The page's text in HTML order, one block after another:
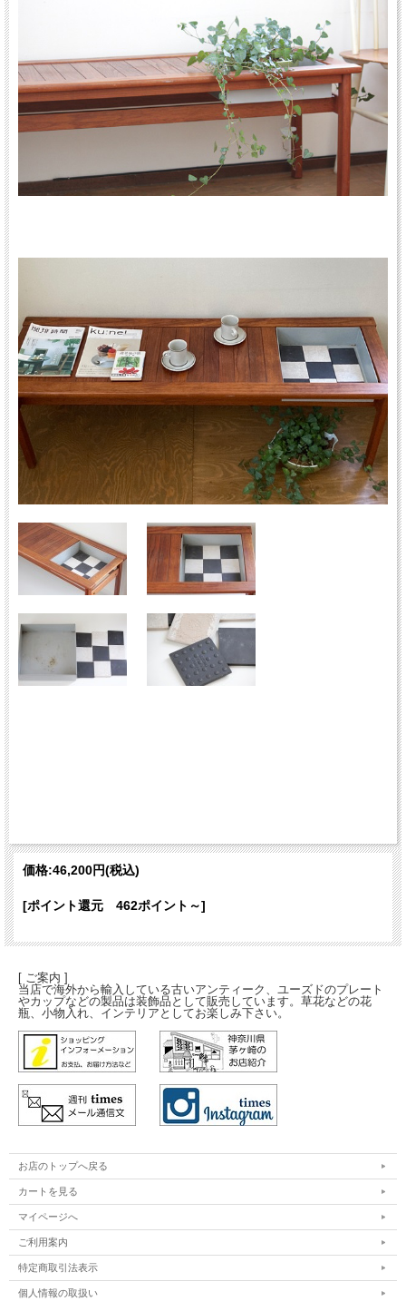
価格:46,200円(税込)
[ポイント還元 462ポイント～]
[ ご案内 ]
当店で海外から輸入している古いアンティーク、ユーズドのプレート
やカップなどの製品は装飾品として販売しています。草花などの花
瓶、小物入れ、インテリアとしてお楽しみ下さい。
お店のトップへ戻る
カートを見る
マイページへ
ご利用案内
特定商取引法表示
個人情報の取扱い